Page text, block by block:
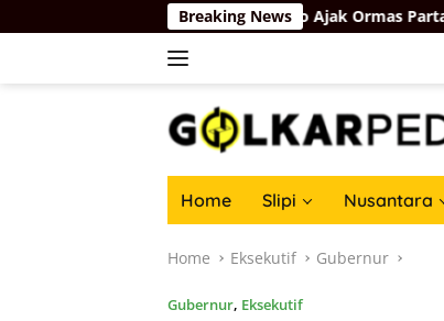
to
Breaking News
Basri Baco Ajak Ormas Partai Golkar
Home Slipi Nusantara
Home Eksekutif Gubernur
Gubernur, Eksekutif